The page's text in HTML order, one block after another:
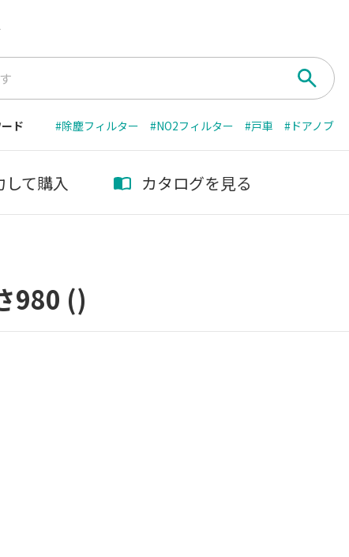
ド #除塵フィルター #NO2フィルター #戸車 #ドアノブ
て購入 カタログを見る
980 ()